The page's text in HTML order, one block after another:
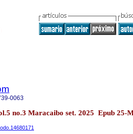
0063
no.3 Maracaibo set. 2025 Epub 25-